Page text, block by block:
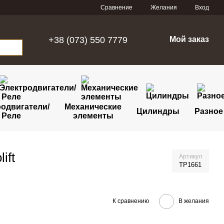
Сравнение Желания Вход
+38 (073) 550 7779 Мой заказ
Реле
Механические
элементы
Цилиндры Разное
Артикул
TP1661
К сравнению В желания